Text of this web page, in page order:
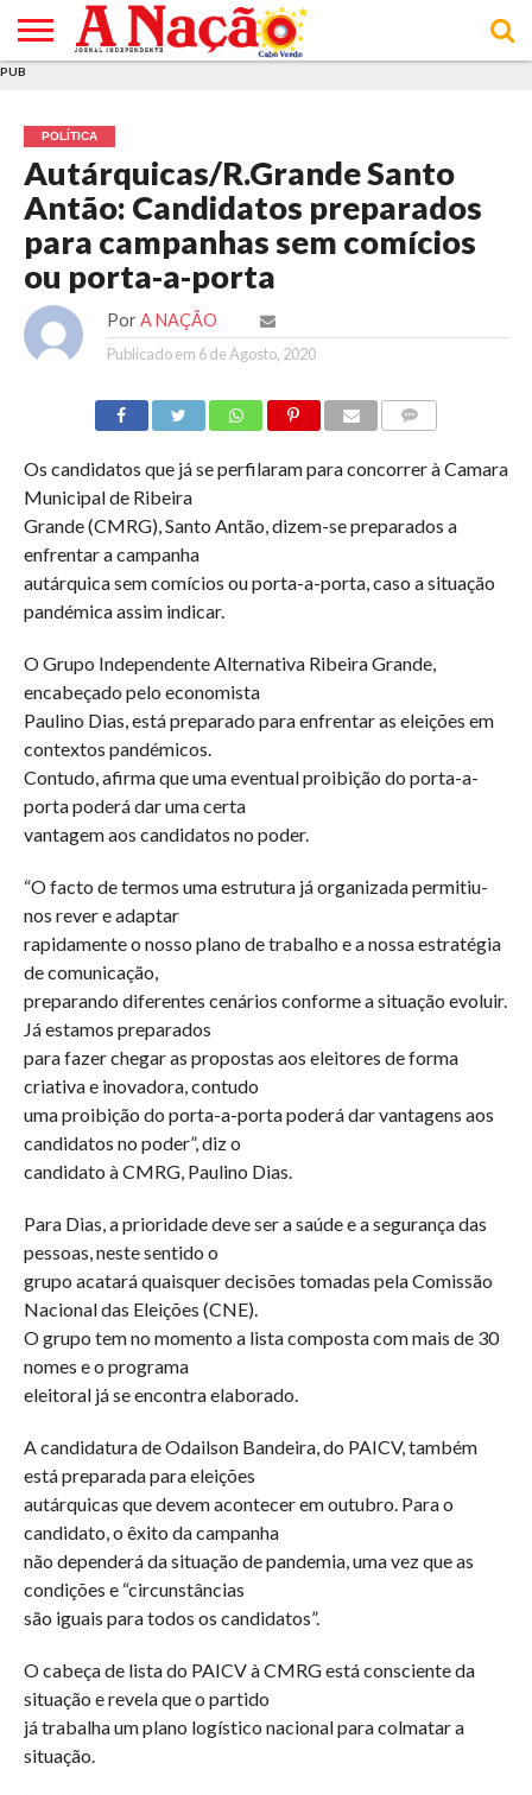
E DE
COOKIES
DE
UTILIZAÇÃO
PUB
POLÍTICA
Autárquicas/R.Grande Santo
Antão: Candidatos preparados
para campanhas sem comícios
ou porta-a-porta
Por A NAÇÃO
Publicado em 6 de Agosto, 2020
Os candidatos que já se perfilaram para concorrer à Camara
Municipal de Ribeira
Grande (CMRG), Santo Antão, dizem-se preparados a
enfrentar a campanha
autárquica sem comícios ou porta-a-porta, caso a situação
pandémica assim indicar.
O Grupo Independente Alternativa Ribeira Grande,
encabeçado pelo economista
Paulino Dias, está preparado para enfrentar as eleições em
contextos pandémicos.
Contudo, afirma que uma eventual proibição do porta-a-
porta poderá dar uma certa
vantagem aos candidatos no poder.
“O facto de termos uma estrutura já organizada permitiu-
nos rever e adaptar
rapidamente o nosso plano de trabalho e a nossa estratégia
de comunicação,
preparando diferentes cenários conforme a situação evoluir.
Já estamos preparados
para fazer chegar as propostas aos eleitores de forma
criativa e inovadora, contudo
uma proibição do porta-a-porta poderá dar vantagens aos
candidatos no poder”, diz o
candidato à CMRG, Paulino Dias.
Para Dias, a prioridade deve ser a saúde e a segurança das
pessoas, neste sentido o
grupo acatará quaisquer decisões tomadas pela Comissão
Nacional das Eleições (CNE).
O grupo tem no momento a lista composta com mais de 30
nomes e o programa
eleitoral já se encontra elaborado.
A candidatura de Odailson Bandeira, do PAICV, também
está preparada para eleições
autárquicas que devem acontecer em outubro. Para o
candidato, o êxito da campanha
não dependerá da situação de pandemia, uma vez que as
condições e “circunstâncias
são iguais para todos os candidatos”.
O cabeça de lista do PAICV à CMRG está consciente da
situação e revela que o partido
já trabalha um plano logístico nacional para colmatar a
situação.